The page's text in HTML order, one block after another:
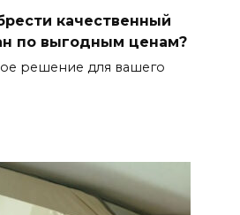
качественный
по выгодным ценам?
решение для вашего